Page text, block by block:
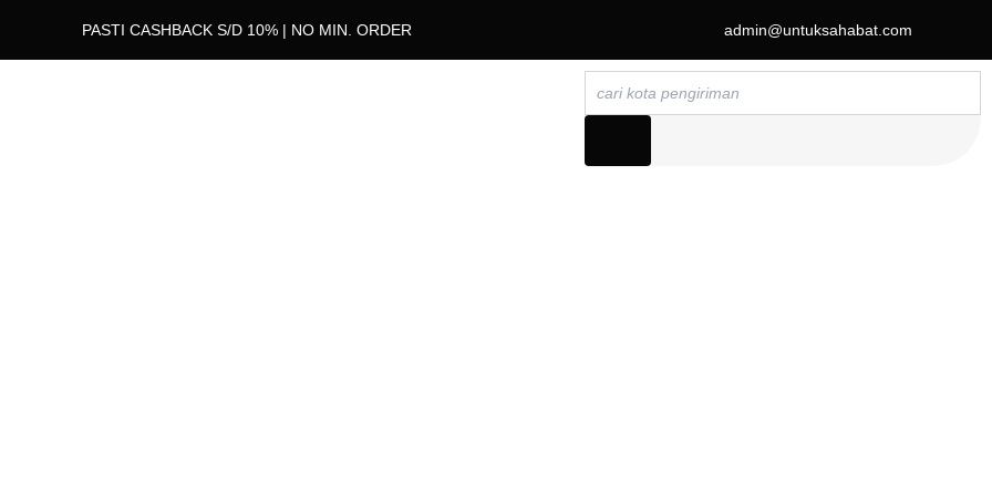
PASTI CASHBACK S/D 10% | NO MIN. ORDER admin@untuksahabat.com